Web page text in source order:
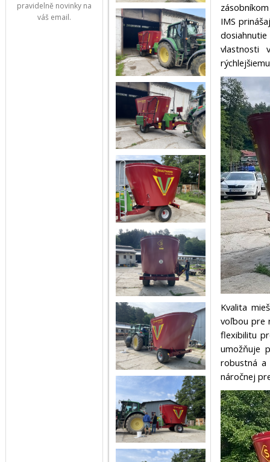
IMS
vlastnosti
Kvalita
voľbou pre
flexibilitu
umožňuje
robustná a
náročnej
pravidelně novinky na
váš email.